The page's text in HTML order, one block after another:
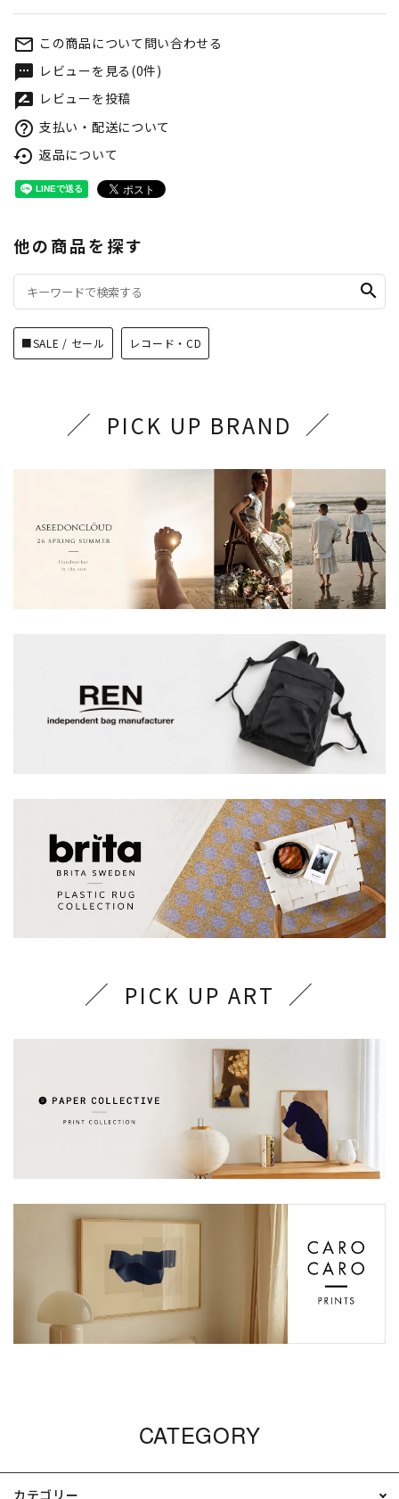
mail_outline この商品について問い合わせる
textsms レビューを見る(0件)
rate_review レビューを投稿
help_outline 支払い・配送について
settings_backup_restore 返品について
他の商品を探す
search
■SALE / セール レコード・CD
PICK UP BRAND
PICK UP ART
CATEGORY
カテゴリー